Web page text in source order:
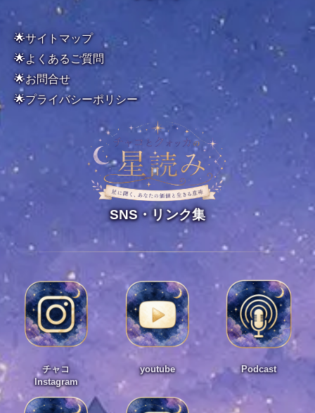
🌟サイトマップ
🌟よくあるご質問
🌟お問合せ
🌟プライバシーポリシー
SNS・リンク集
チャコ
Instagram
youtube Podcast